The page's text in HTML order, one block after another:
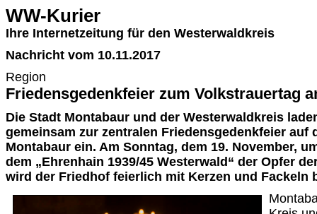
WW-Kurier
Ihre Internetzeitung für den Westerwaldkreis
Nachricht vom 10.11.2017
Region
Friedensgedenkfeier zum Volkstrauertag
Die Stadt Montabaur und der Westerwaldkreis
gemeinsam zur zentralen Friedensgedenkfeier auf
Montabaur ein. Am Sonntag, dem 19. November,
dem „Ehrenhain 1939/45 Westerwald“ der Opfer
wird der Friedhof feierlich mit Kerzen und Fackeln